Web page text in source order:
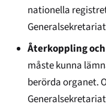
nationella
Återkoppling
måste kunna
berörda organet.